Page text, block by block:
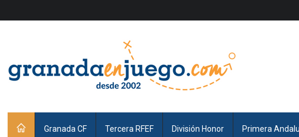
Granada CF Tercera RFEF División Honor Primera